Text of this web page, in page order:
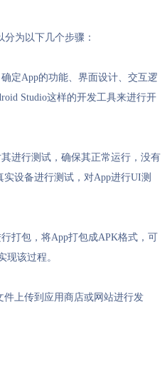
为以下几个步骤：
定App的功能、界面设计、交互逻
Studio这样的开发工具来进行开
进行测试，确保其正常运行，没有
设备进行测试，对App进行UI测
打包，将App打包成APK格式，可
现该过程。
上传到应用商店或网站进行发